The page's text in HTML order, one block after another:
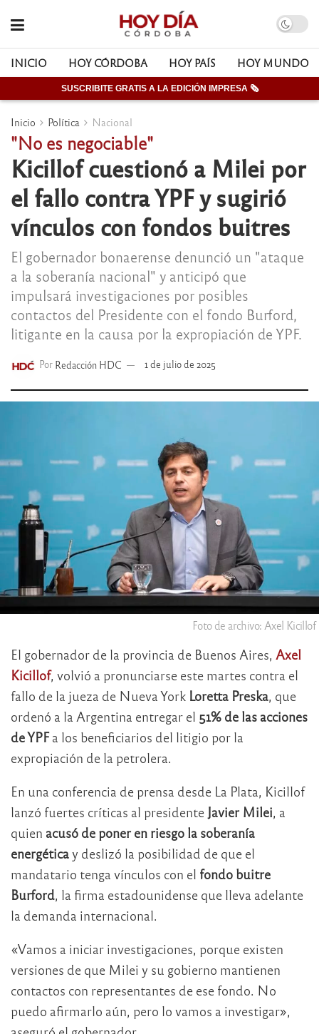
INICIO HOY CÓRDOBA HOY PAÍS HOY MUNDO
SUSCRIBITE GRATIS A LA EDICIÓN IMPRESA 🗞
Inicio Política Nacional
"No es negociable"
Kicillof cuestionó a Milei por
el fallo contra YPF y sugirió
vínculos con fondos buitres
El gobernador bonaerense denunció un "ataque
a la soberanía nacional" y anticipó que
impulsará investigaciones por posibles
contactos del Presidente con el fondo Burford,
litigante en la causa por la expropiación de YPF.
Por Redacción HDC 1 de julio de 2025
Foto de archivo: Axel Kicillof
El gobernador de la provincia de Buenos Aires, Axel
Kicillof, volvió a pronunciarse este martes contra el
fallo de la jueza de Nueva York Loretta Preska, que
ordenó a la Argentina entregar el 51% de las acciones
de YPFa los beneficiarios del litigio por la
expropiación de la petrolera.
En una conferencia de prensa desde La Plata, Kicillof
lanzó fuertes críticas al presidente Javier Milei, a
quien acusó de poner en riesgo la soberanía
energéticay deslizó la posibilidad de que el
mandatario tenga vínculos con el fondo buitre
Burford, la firma estadounidense que lleva adelante
la demanda internacional.
«Vamos a iniciar investigaciones, porque existen
versiones de que Milei y su gobierno mantienen
contactos con representantes de ese fondo. No
puedo afirmarlo aún, pero lo vamos a investigar»,